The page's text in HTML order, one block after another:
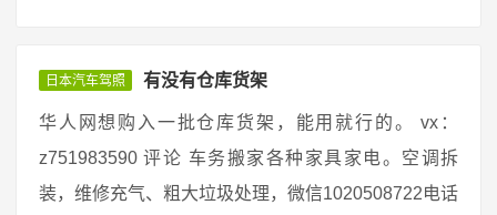
日本汽车驾照 有没有仓库货架
华人网想购入一批仓库货架，能用就行的。 vx：
z751983590 评论 车务搬家各种家具家电。空调拆
装，维修充气、粗大垃圾处理，微信1020508722电话